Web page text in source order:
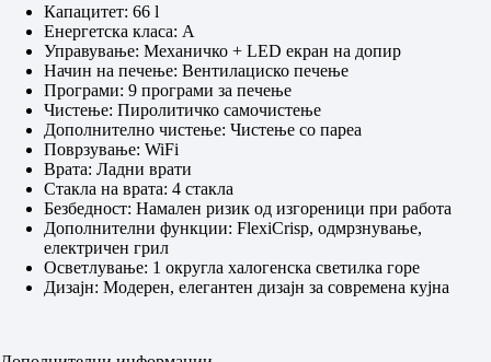
Капацитет: 66 l
Енергетска класа: А
Управување: Механичко + LED екран на допир
Начин на печење: Вентилациско печење
Програми: 9 програми за печење
Чистење: Пиролитичко самочистење
Дополнително чистење: Чистење со пареа
Поврзување: WiFi
Врата: Ладни врати
Стакла на врата: 4 стакла
Безбедност: Намален ризик од изгореници при работа
Дополнителни функции: FlexiCrisp, одмрзнување,
електричен грил
Осветлување: 1 округла халогенска светилка горе
Дизајн: Модерен, елегантен дизајн за современа кујна